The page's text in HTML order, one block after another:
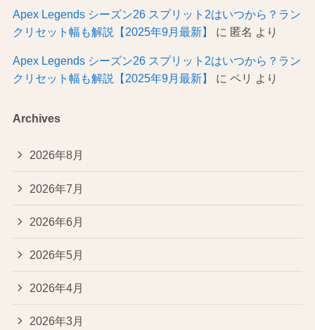
Apex Legends シーズン26 スプリット2はいつから？ラン
クリセット幅も解説【2025年9月最新】
に 匿名 より
Apex Legends シーズン26 スプリット2はいつから？ラン
クリセット幅も解説【2025年9月最新】
に ペリ より
Archives
2026年8月
2026年7月
2026年6月
2026年5月
2026年4月
2026年3月